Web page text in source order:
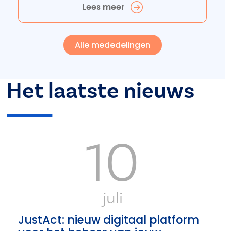
Lees meer
Alle mededelingen
Het laatste nieuws
10
juli
JustAct: nieuw digitaal platform